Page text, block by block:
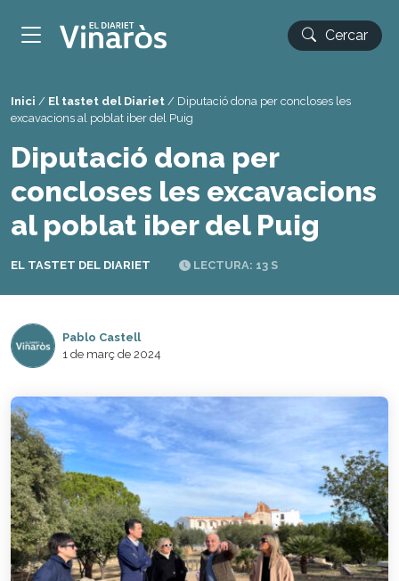
Cercar
Inici / El tastet del Diariet / Diputació dona per concloses les
excavacions al poblat iber del Puig
Diputació dona per
concloses les excavacions
al poblat iber del Puig
EL TASTET DEL DIARIET LECTURA: 13 S
Pablo Castell
1 de març de 2024